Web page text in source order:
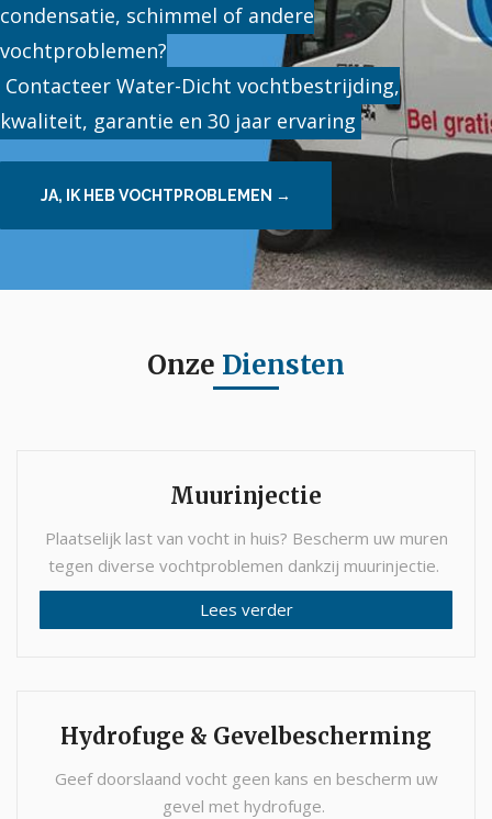
condensatie, schimmel of andere
vochtproblemen?
Contacteer Water-Dicht vochtbestrijding,
kwaliteit, garantie en 30 jaar ervaring
JA, IK HEB VOCHTPROBLEMEN →
Onze Diensten
Muurinjectie
Plaatselijk last van vocht in huis? Bescherm uw muren
tegen diverse vochtproblemen dankzij muurinjectie.
Lees verder
Hydrofuge & Gevelbescherming
Geef doorslaand vocht geen kans en bescherm uw
gevel met hydrofuge.